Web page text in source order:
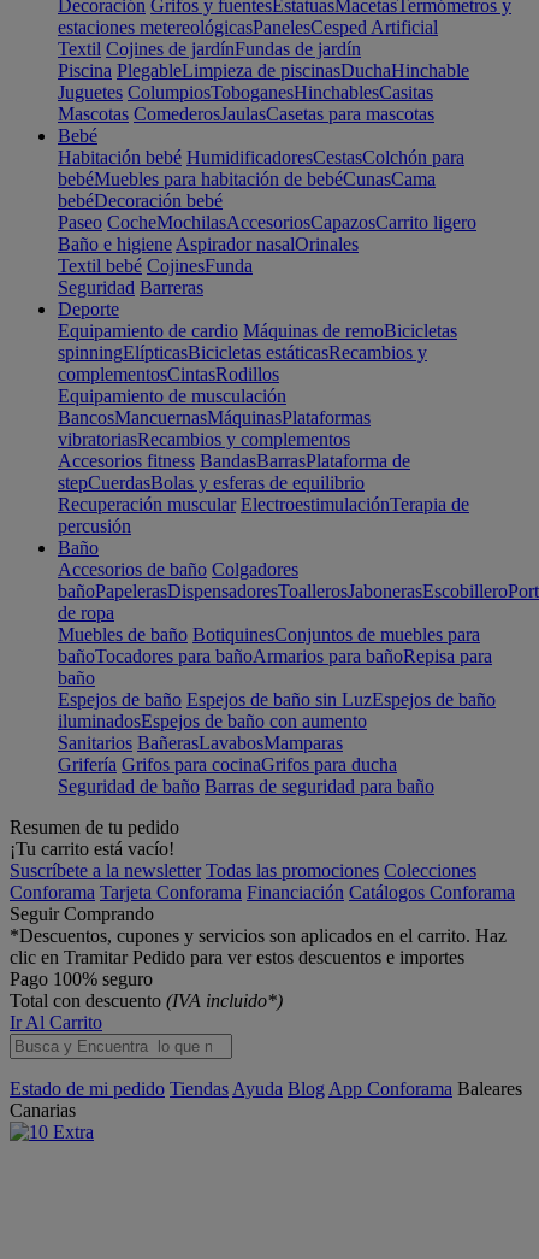
Decoración Grifos y fuentesEstatuasMacetasTermómetros y
estaciones metereológicasPanelesCesped Artificial
Textil Cojines de jardínFundas de jardín
Piscina PlegableLimpieza de piscinasDuchaHinchable
Juguetes ColumpiosToboganesHinchablesCasitas
Mascotas ComederosJaulasCasetas para mascotas
Bebé
Habitación bebé HumidificadoresCestasColchón para
bebéMuebles para habitación de bebéCunasCama
bebéDecoración bebé
Paseo CocheMochilasAccesoriosCapazosCarrito ligero
Baño e higiene Aspirador nasalOrinales
Textil bebé CojinesFunda
Seguridad Barreras
Deporte
Equipamiento de cardio Máquinas de remoBicicletas
spinningElípticasBicicletas estáticasRecambios y
complementosCintasRodillos
Equipamiento de musculación
BancosMancuernasMáquinasPlataformas
vibratoriasRecambios y complementos
Accesorios fitness BandasBarrasPlataforma de
stepCuerdasBolas y esferas de equilibrio
Recuperación muscular ElectroestimulaciónTerapia de
percusión
Baño
Accesorios de baño Colgadores
bañoPapelerasDispensadoresToallerosJabonerasEscobillero
de ropa
Muebles de baño BotiquinesConjuntos de muebles para
bañoTocadores para bañoArmarios para bañoRepisa para
baño
Espejos de baño Espejos de baño sin LuzEspejos de baño
iluminadosEspejos de baño con aumento
Sanitarios BañerasLavabosMamparas
Grifería Grifos para cocinaGrifos para ducha
Seguridad de baño Barras de seguridad para baño
Resumen de tu pedido
¡Tu carrito está vacío!
Suscríbete a la newsletter Todas las promociones Colecciones
Conforama Tarjeta Conforama Financiación Catálogos Conforama
Seguir Comprando
*Descuentos, cupones y servicios son aplicados en el carrito. Haz
clic en Tramitar Pedido para ver estos descuentos e importes
Pago 100% seguro
Total con descuento (IVA incluido*)
Ir Al Carrito
Estado de mi pedido Tiendas Ayuda Blog App Conforama Baleares
Canarias